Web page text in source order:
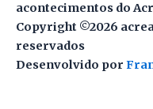
acontecimentos do
Copyright ©2026
reservados
Desenvolvido por